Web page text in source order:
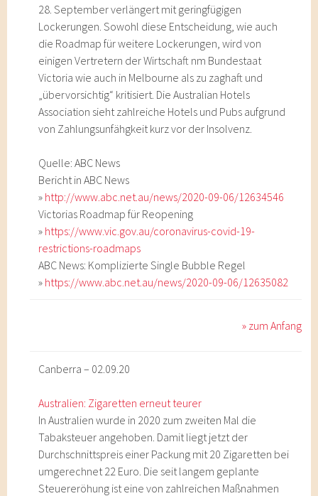
28. September verlängert mit geringfügigen
Lockerungen. Sowohl diese Entscheidung, wie auch
die Roadmap für weitere Lockerungen, wird von
einigen Vertretern der Wirtschaft nm Bundestaat
Victoria wie auch in Melbourne als zu zaghaft und
„übervorsichtig“ kritisiert. Die Australian Hotels
Association sieht zahlreiche Hotels und Pubs aufgrund
von Zahlungsunfähgkeit kurz vor der Insolvenz.
Quelle: ABC News
Bericht in ABC News
» http://www.abc.net.au/news/2020-09-06/12634546
Victorias Roadmap für Reopening
» https://www.vic.gov.au/coronavirus-covid-19-
restrictions-roadmaps
ABC News: Komplizierte Single Bubble Regel
» https://www.abc.net.au/news/2020-09-06/12635082
» zum Anfang
Canberra – 02.09.20
Australien: Zigaretten erneut teurer
In Australien wurde in 2020 zum zweiten Mal die
Tabaksteuer angehoben. Damit liegt jetzt der
Durchschnittspreis einer Packung mit 20 Zigaretten bei
umgerechnet 22 Euro. Die seit langem geplante
Steuereröhung ist eine von zahlreichen Maßnahmen